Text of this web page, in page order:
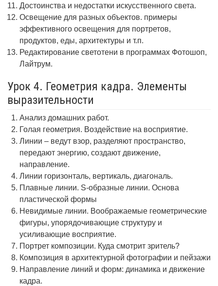
Достоинства и недостатки искусственного света.
Освещение для разных объектов. примеры
эффективного освещения для портретов,
продуктов, еды, архитектуры и т.п.
Редактирование светотени в программах Фотошоп,
Лайтрум.
Урок 4. Геометрия кадра. Элементы
выразительности
Анализ домашних работ.
Голая геометрия. Воздействие на восприятие.
Линии – ведут взор, разделяют пространство,
передают энергию, создают движение,
направление.
Линии горизонталь, вертикаль, диагональ.
Плавные линии. S-образные линии. Основа
пластической формы
Невидимые линии. Воображаемые геометрические
фигуры, упорядочивающие структуру и
усиливающие восприятие.
Портрет композиции. Куда смотрит зритель?
Композиция в архитектурной фотографии и пейзажи
Направление линий и форм: динамика и движение
кадра.